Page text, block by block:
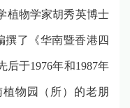
植物学家胡秀英博士
撰了《华南暨香港四
于1976年和1987年
物园（所）的老朋